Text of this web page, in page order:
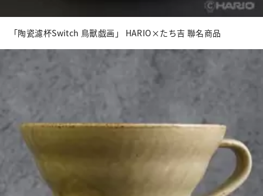
「陶瓷濾杯Switch 鳥獸戯画」 HARIO×たち吉 聯名商品